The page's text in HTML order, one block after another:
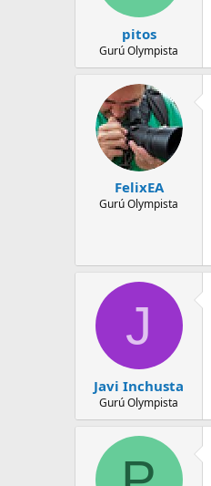
pitos
Gurú Olympista
FelixEA
Gurú Olympista
J
Javi Inchusta
Gurú Olympista